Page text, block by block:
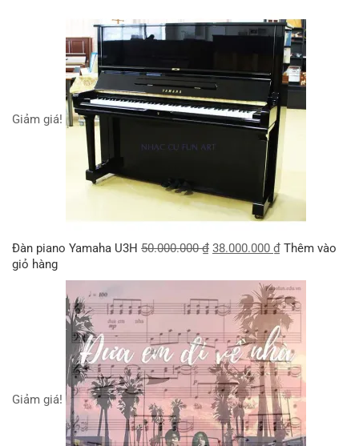
Giảm giá!
Đàn piano Yamaha U3H 50.000.000₫ 38.000.000 ₫ Thêm vào
giỏ hàng
Giảm giá!